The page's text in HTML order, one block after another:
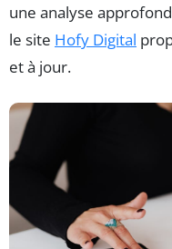
une analyse
le site Hofy Digital
et à jour.